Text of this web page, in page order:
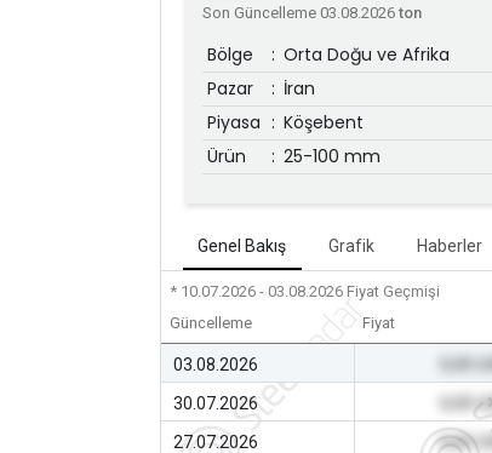
Son Güncelleme 03.08.2026ton
Bölge : Orta Doğu ve Afrika
Pazar
: İran
Piyasa : Köşebent
Ürün
: 25-100 mm
Genel Bakış Grafik Haberler
* 10.07.2026 - 03.08.2026 Fiyat Geçmişi
Güncelleme
Fiyat
03.08.2026
30.07.2026
0,00
27.07.2026
0,00